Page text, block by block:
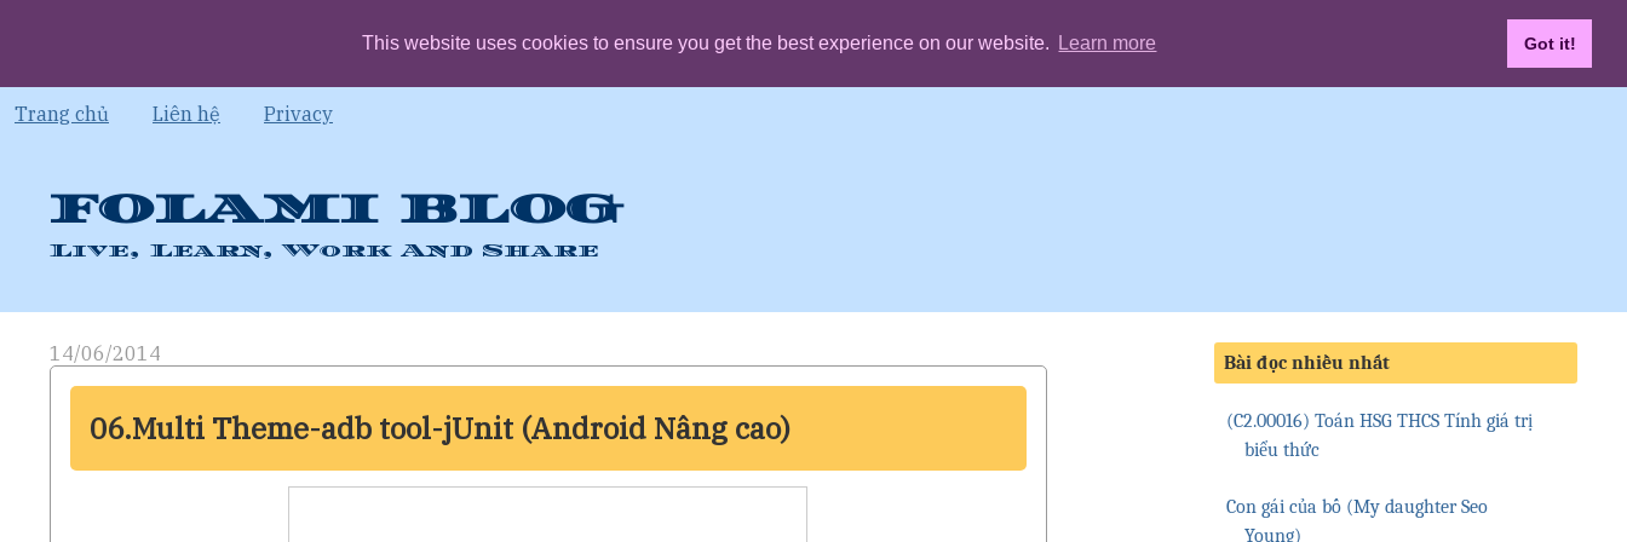
This website uses cookies to ensure you get the best experience on our website. Learn more Got it!
Trang chủ Liên hệ Privacy
FOLAMI BLOG
Live, Learn, Work And Share
14/06/2014
06.Multi Theme-adb tool-jUnit (Android Nâng cao)
Bài đọc nhiều nhất
(C2.00016) Toán HSG THCS Tính giá trị
biểu thức
Con gái của bố (My daughter Seo
Young)